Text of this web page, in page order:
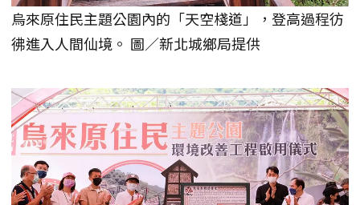
烏來原住民主題公園內的「天空棧道」，登高過程彷
彿進入人間仙境。 圖／新北城鄉局提供